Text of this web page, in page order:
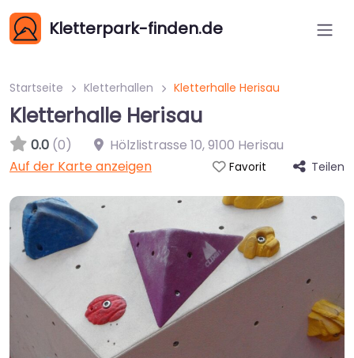
Kletterpark-finden.de
Startseite Kletterhallen Kletterhalle Herisau
Kletterhalle Herisau
0.0 (0) Hölzlistrasse 10,9100 Herisau
Auf der Karte anzeigen
Favorit Teilen